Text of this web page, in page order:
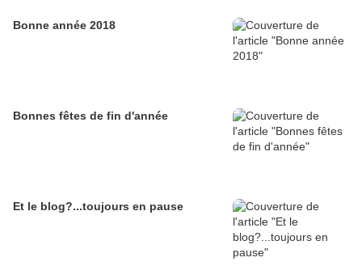
Bonne année 2018
Bonnes fêtes de fin d'année
Et le blog?...toujours en pause